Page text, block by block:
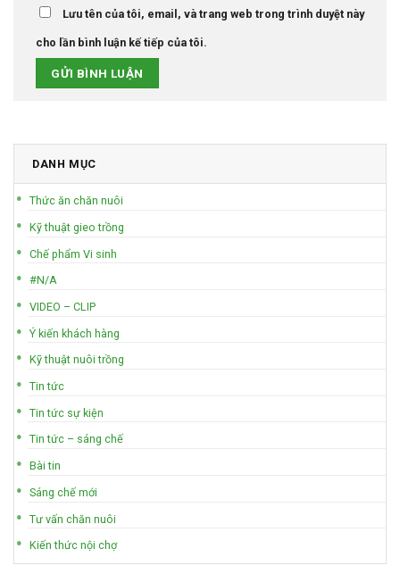
Lưu tên của tôi, email, và trang web trong trình duyệt này
cho lần bình luận kế tiếp của tôi.
DANH MỤC
Thức ăn chăn nuôi
Kỹ thuật gieo trồng
Chế phẩm Vi sinh
#N/A
VIDEO – CLIP
Ý kiến khách hàng
Kỹ thuật nuôi trồng
Tin tức
Tin tức sự kiện
Tin tức – sáng chế
Bài tin
Sáng chế mới
Tư vấn chăn nuôi
Kiến thức nội chợ